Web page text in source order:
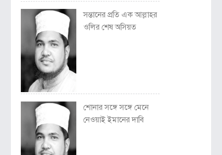
সন্তানের প্রতি এক আল্লাহর
ওলির শেষ অসিয়ত
শোনার সঙ্গে সঙ্গে মেনে
নেওয়াই ইমানের দাবি